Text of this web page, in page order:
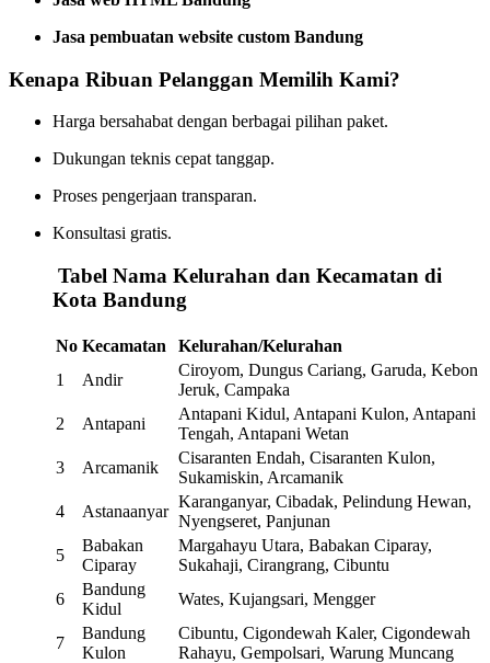
Jasa pembuatan website custom Bandung
Kenapa Ribuan Pelanggan Memilih Kami?
Harga bersahabat dengan berbagai pilihan paket.
Dukungan teknis cepat tanggap.
Proses pengerjaan transparan.
Konsultasi gratis.
Tabel Nama Kelurahan dan Kecamatan di
Kota Bandung
No Kecamatan
Kelurahan/Kelurahan
1
Andir
Ciroyom, Dungus Cariang, Garuda, Kebon
Jeruk, Campaka
2
Antapani
Antapani Kidul, Antapani Kulon, Antapani
Tengah, Antapani Wetan
3
Arcamanik
Cisaranten Endah, Cisaranten Kulon,
Sukamiskin, Arcamanik
4
Astanaanyar
Karanganyar, Cibadak, Pelindung Hewan,
Nyengseret, Panjunan
5
Babakan
Ciparay
Margahayu Utara, Babakan Ciparay,
Sukahaji, Cirangrang, Cibuntu
6
Bandung
Kidul
Wates, Kujangsari, Mengger
7
Bandung
Kulon
Cibuntu, Cigondewah Kaler, Cigondewah
Rahayu, Gempolsari, Warung Muncang